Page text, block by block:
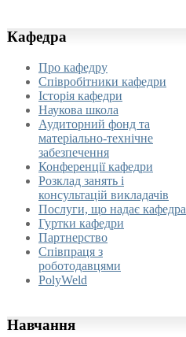
Кафедра
Про кафедру
Співробітники кафедри
Історія кафедри
Наукова школа
Аудиторний фонд та
матеріально-технічне
забезпечення
Конференції кафедри
Розклад занять і
консультацій викладачів
Послуги, що надає кафедра
Гуртки кафедри
Партнерство
Співпраця з
роботодавцями
PolyWeld
Навчання